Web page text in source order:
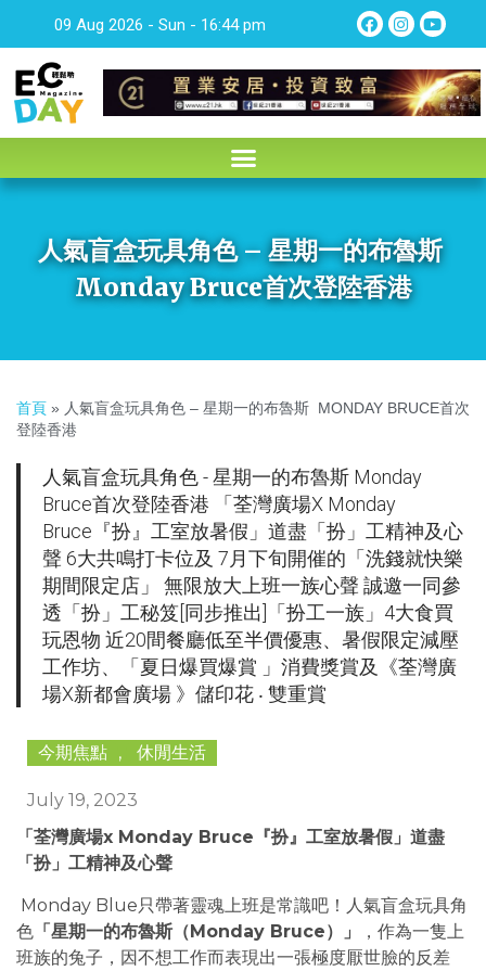
09 Aug 2026 - Sun - 16:44 pm
人氣盲盒玩具角色 – 星期一的布魯斯
Monday Bruce首次登陸香港
首頁 » 人氣盲盒玩具角色 – 星期一的布魯斯 MONDAY BRUCE首次
登陸香港
人氣盲盒玩具角色 - 星期一的布魯斯 Monday
Bruce首次登陸香港 「荃灣廣場x Monday
Bruce『扮』工室放暑假」道盡「扮」工精神及心
聲 6大共鳴打卡位及 7月下旬開催的「洗錢就快樂
期間限定店」 無限放大上班一族心聲 誠邀一同參
透「扮」工秘笈[同步推出]「扮工一族」4大食買
玩恩物 近20間餐廳低至半價優惠、暑假限定減壓
工作坊、「夏日爆買爆賞 」消費獎賞及《荃灣廣
場X新都會廣場 》儲印花 ‧ 雙重賞
今期焦點 , 休閒生活
July 19, 2023
「荃灣廣場x Monday Bruce『扮』工室放暑假」道盡
「扮」工精神及心聲
Monday Blue只帶著靈魂上班是常識吧！人氣盲盒玩具角
色 「星期一的布魯斯（Monday Bruce）」
，作為一隻上
班族的兔子，因不想工作而表現出一張極度厭世臉的反差